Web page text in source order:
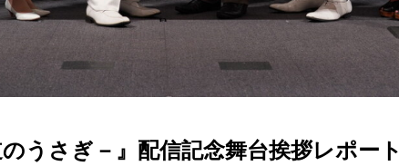
うさぎ－』配信記念舞台挨拶レポート